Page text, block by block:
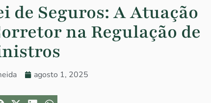
de Seguros: A Atuação
na Regulação de
agosto 1, 2025